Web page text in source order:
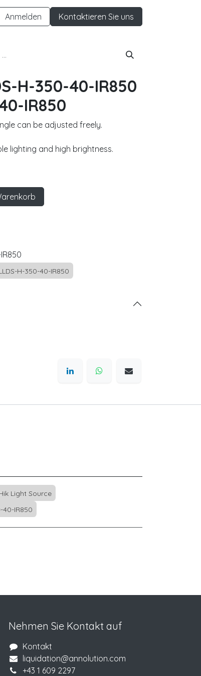
Anmelden Kontaktieren Sie uns
H-350-40-IR850
IR850
can be adjusted freely.
lighting and high brightness.
H-350-40-IR850
Light Source
40-IR850
Nehmen Sie Kontakt auf
Kontakt
liquidation@annolution.com
+43 1 609 2297